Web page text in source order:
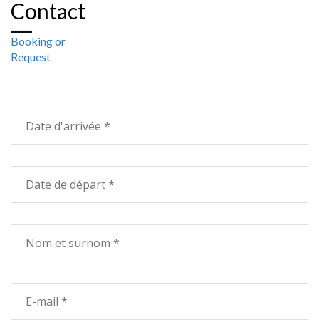
Contact
Booking or
Request